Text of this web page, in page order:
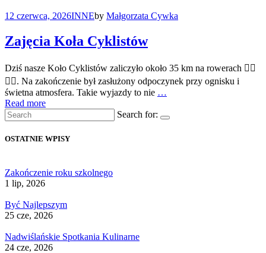
12 czerwca, 2026INNEby Małgorzata Cywka
Zajęcia Koła Cyklistów
Dziś nasze Koło Cyklistów zaliczyło około 35 km na rowerach 🚴‍♀️
🚴‍♂️. Na zakończenie był zasłużony odpoczynek przy ognisku i
świetna atmosfera. Takie wyjazdy to nie …
Read more
Search for:
OSTATNIE WPISY
Zakończenie roku szkolnego
1 lip, 2026
Być Najlepszym
25 cze, 2026
Nadwiślańskie Spotkania Kulinarne
24 cze, 2026